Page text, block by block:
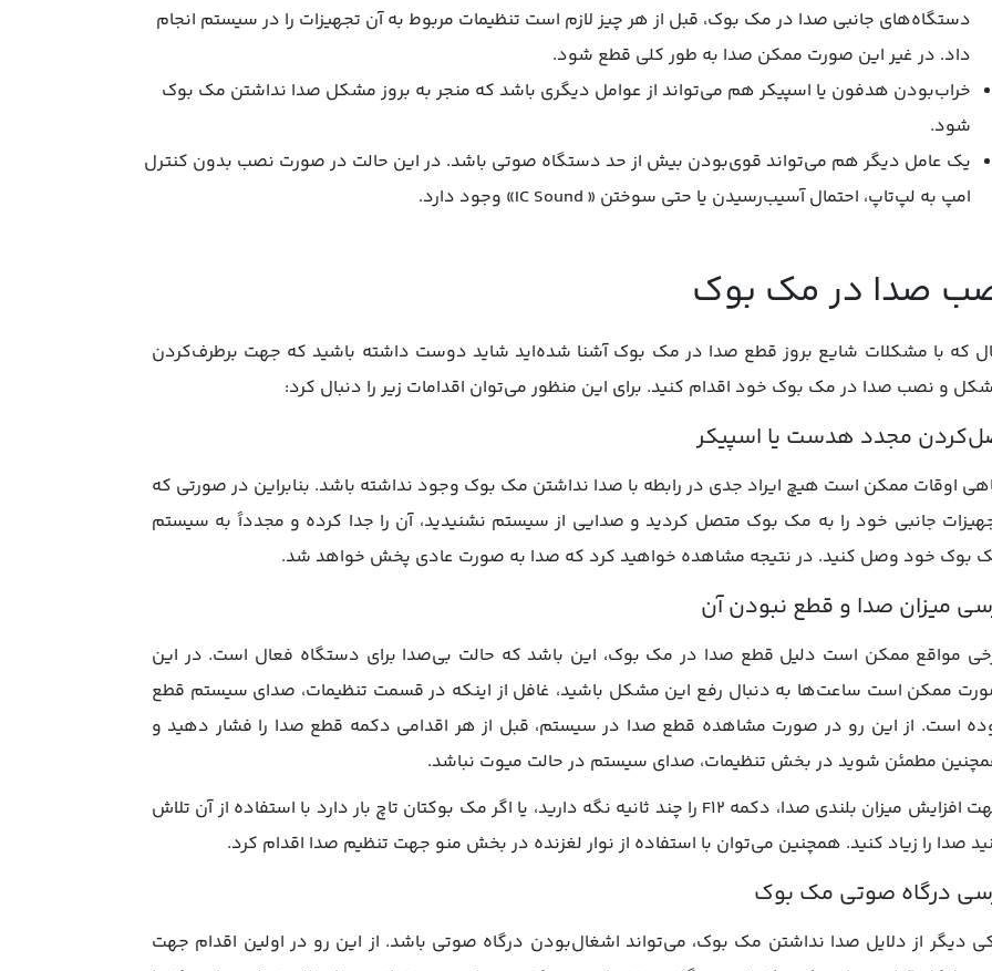
دستگاه‌های جانبی صدا در مک بوک، قبل از هر چیز لازم است تنظیمات مربوط به آن تجهیزات را در سیستم انجام
داد. در غیر این صورت ممکن صدا به طور کلی قطع شود.
خراب‌بودن هدفون یا اسپیکر هم می‌تواند از عوامل دیگری باشد که منجر به بروز مشکل صدا نداشتن مک بوک
شود.
یک عامل دیگر هم می‌تواند قوی‌بودن بیش از حد دستگاه صوتی باشد. در این حالت در صورت نصب بدون کنترل
امپ به لپ‌تاپ، احتمال آسیب‌رسیدن یا حتی سوختن « IC Sound» وجود دارد.
صدا در مک بوک
که با مشکلات شایع بروز قطع صدا در مک بوک آشنا شده‌اید شاید دوست داشته باشید که جهت برطرف‌کردن
و نصب صدا در مک بوک خود اقدام کنید. برای این منظور می‌توان اقدامات زیر را دنبال کرد:
مجدد هدست یا اسپیکر
اوقات ممکن است هیچ ایراد جدی در رابطه با صدا نداشتن مک بوک وجود نداشته باشد. بنابراین در صورتی که
جانبی خود را به مک بوک متصل کردید و صدایی از سیستم نشنیدید، آن را جدا کرده و مجدداً به سیستم
بوک خود وصل کنید. در نتیجه مشاهده خواهید کرد که صدا به صورت عادی پخش خواهد شد.
میزان صدا و قطع نبودن آن
مواقع ممکن است دلیل قطع صدا در مک بوک، این باشد که حالت بی‌صدا برای دستگاه فعال است. در این
ممکن است ساعت‌ها به دنبال رفع این مشکل باشید، غافل از اینکه در قسمت تنظیمات، صدای سیستم قطع
است. از این رو در صورت مشاهده قطع صدا در سیستم، قبل از هر اقدامی دکمه قطع صدا را فشار دهید و
مطمئن شوید در بخش تنظیمات، صدای سیستم در حالت میوت نباشد.
جهت افزایش میزان بلندی صدا، دکمه F12 را چند ثانیه نگه ‌دارید، یا اگر مک بوکتان تاچ بار دارد با استفاده از آن تلاش
صدا را زیاد کنید. همچنین می‌توان با استفاده از نوار لغزنده در بخش منو جهت تنظیم صدا اقدام کرد.
درگاه صوتی مک بوک
دیگر از دلایل صدا نداشتن مک بوک، می‌تواند اشغال‌بودن درگاه صوتی باشد. از این رو در اولین اقدام جهت